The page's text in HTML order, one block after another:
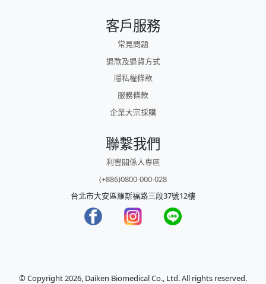
客戶服務
常見問題
退款及退貨方式
隱私權條款
服務條款
企業大宗採購
聯繫我們
利害關係人專區
(+886)0800-000-028
台北市大安區羅斯福路三段37號12樓
© Copyright 2026, Daiken Biomedical Co., Ltd. All rights reserved.